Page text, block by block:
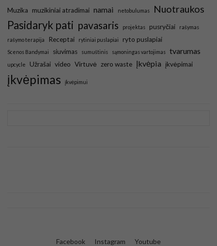
Muzika muzikiniai atradimai namai netobulumas Nuotraukos
Pasidaryk pati pavasaris projektas pusryčiai
rašymas
rašymo terapija
Receptai rytiniai puslapiai ryto puslapiai
Scenos Bandymai siuvimas sumuštinis sąmoningas vartojimas tvarumas
upcycle Užrašai video Virtuvė zero waste Įkvėpia įkvėpimai
įkvėpimas įkvėpimui
Facebook Instagram Youtube